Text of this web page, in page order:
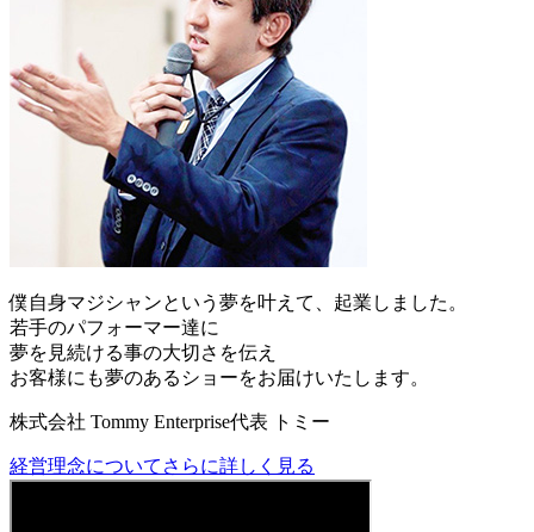
僕自身マジシャンという夢を叶えて、起業しました。
若手のパフォーマー達に
夢を見続ける事の大切さを伝え
お客様にも夢のあるショーをお届けいたします。
株式会社 Tommy Enterprise代表 トミー
経営理念についてさらに詳しく見る